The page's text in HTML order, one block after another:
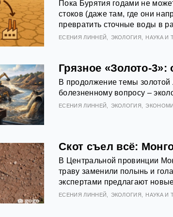
Пока Бурятия годами не
стоков (даже там, где они
превратить сточные воды в
ЕСЕНИЯ ЛИННЕЙ ЭКОЛОГИЯ НАУКА И
Грязное «Золото-
В продолжение темы золотой
болезненному вопросу –
ЕСЕНИЯ ЛИННЕЙ ЭКОЛОГИЯ
Скот съел всё:
В Центральной провинции
траву заменили полынь и
экспертами предлагают
ЕСЕНИЯ ЛИННЕЙ ЭКОЛОГИЯ НАУКА И